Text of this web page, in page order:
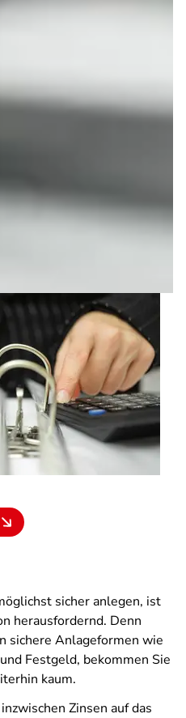
sicher anlegen, ist
herausfordernd. Denn
sichere Anlageformen wie
Festgeld, bekommen Sie
kaum.
Zinsen auf das